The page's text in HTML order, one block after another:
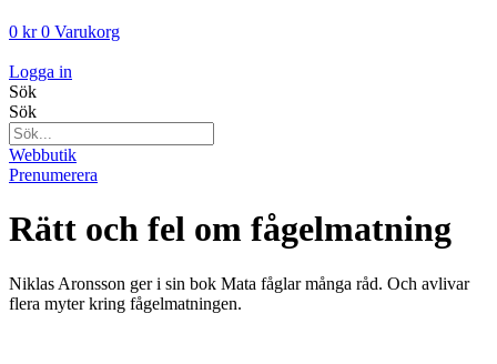
0 kr 0 Varukorg
Logga in
Sök
Sök
Webbutik
Prenumerera
Rätt och fel om fågelmatning
Niklas Aronsson ger i sin bok Mata fåglar många råd. Och avlivar
flera myter kring fågelmatningen.